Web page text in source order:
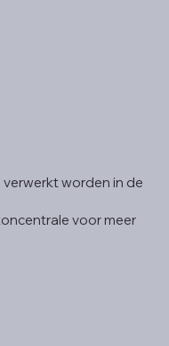
worden in de
voor meer